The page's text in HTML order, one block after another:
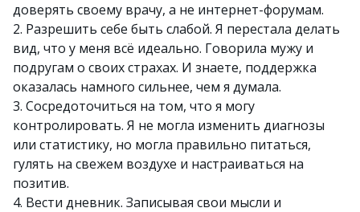
доверять своему врачу, а не интернет-форумам.
2. Разрешить себе быть слабой. Я перестала делать
вид, что у меня всё идеально. Говорила мужу и
подругам о своих страхах. И знаете, поддержка
оказалась намного сильнее, чем я думала.
3. Сосредоточиться на том, что я могу
контролировать. Я не могла изменить диагнозы
или статистику, но могла правильно питаться,
гулять на свежем воздухе и настраиваться на
позитив.
4. Вести дневник. Записывая свои мысли и